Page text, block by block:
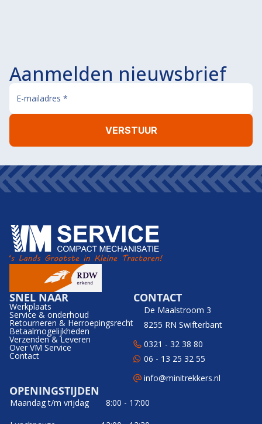
Aanmelden nieuwsbrief
SNEL NAAR
Werkplaats
Service & onderhoud
Retourneren & Herroepingsrecht
Betaalmogelijkheden
Verzenden & Leveren
Over VM Service
Contact
CONTACT
De Maalstroom 3
8255 RN Swifterbant
0321 - 32 38 80
06 - 13 25 32 55
info@minitrekkers.nl
OPENINGSTIJDEN
Maandag t/m vrijdag
8:00 - 17:00